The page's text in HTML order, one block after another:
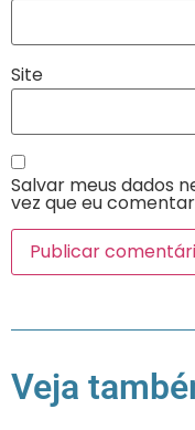
Site
Salvar meus dados
vez que eu
Veja